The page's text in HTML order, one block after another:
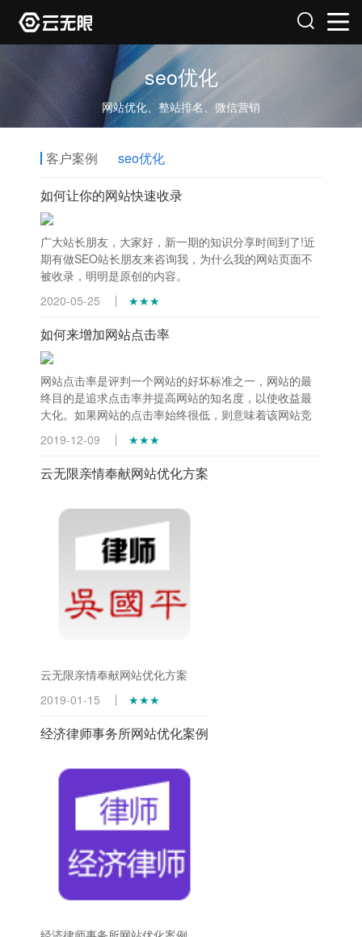
seo优化
网站优化、整站排名、微信营销
客户案例
seo优化
如何让你的网站快速收录
广大站长朋友，大家好，新一期的知识分享时间到了!近
期有做SEO站长朋友来咨询我，为什么我的网站页面不
被收录，明明是原创的内容。
2020-05-25
★★★
如何来增加网站点击率
网站点击率是评判一个网站的好坏标准之一，网站的最
终目的是追求点击率并提高网站的知名度，以使收益最
大化。如果网站的点击率始终很低，则意味着该网站竞
争力不强，收益不大
2019-12-09 ★★★
云无限亲情奉献网站优化方案
云无限亲情奉献网站优化方案
2019-01-15
★★★
经济律师事务所网站优化案例